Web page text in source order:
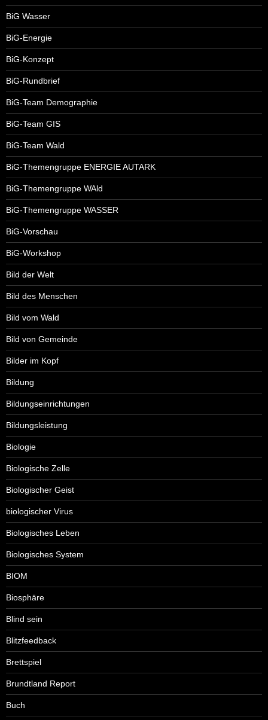
BiG Wasser
BiG-Energie
BiG-Konzept
BiG-Rundbrief
BiG-Team Demographie
BiG-Team GIS
BiG-Team Wald
BiG-Themengruppe ENERGIE AUTARK
BiG-Themengruppe WAld
BiG-Themengruppe WASSER
BiG-Vorschau
BiG-Workshop
Bild der Welt
Bild des Menschen
Bild vom Wald
Bild von Gemeinde
Bilder im Kopf
Bildung
Bildungseinrichtungen
Bildungsleistung
Biologie
Biologische Zelle
Biologischer Geist
biologischer Virus
Biologisches Leben
Biologisches System
BIOM
Biosphäre
Blind sein
Blitzfeedback
Brettspiel
Brundtland Report
Buch